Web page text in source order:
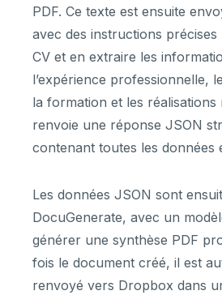
PDF. Ce texte est ensuite
avec des instructions
CV et en extraire les
l’expérience professionnelle,
la formation et les réalisations
renvoie une réponse JSON
contenant toutes les données
Les données JSON sont
DocuGenerate, avec un
générer une synthèse PDF
fois le document créé, il est
renvoyé vers Dropbox dans